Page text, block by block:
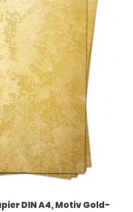
DIN A4, Motiv Gold-